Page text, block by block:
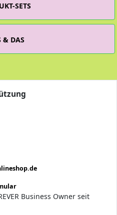
SETS
& DAS
Business Owner seit